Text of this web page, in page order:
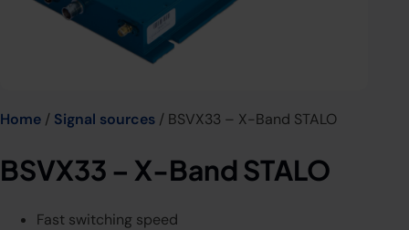
Home / Signal sources / BSVX33 – X-Band STALO
BSVX33 – X-Band STALO
Fast switching speed